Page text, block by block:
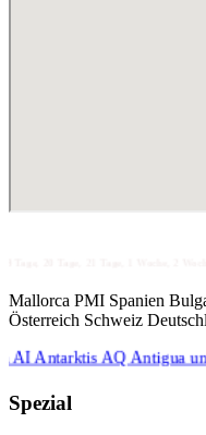
Mallorca PMI Spanien
Österreich Schweiz
Antigua und
Spezial